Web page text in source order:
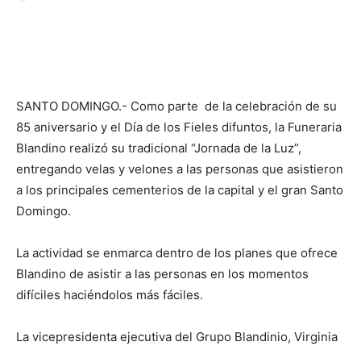
SANTO DOMINGO.- Como parte de la celebración de su
85 aniversario y el Día de los Fieles difuntos, la Funeraria
Blandino realizó su tradicional “Jornada de la Luz”,
entregando velas y velones a las personas que asistieron
a los principales cementerios de la capital y el gran Santo
Domingo.
La actividad se enmarca dentro de los planes que ofrece
Blandino de asistir a las personas en los momentos
difíciles haciéndolos más fáciles.
La vicepresidenta ejecutiva del Grupo Blandinio, Virginia